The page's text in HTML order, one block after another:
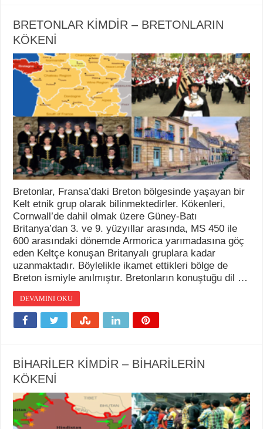
BRETONLAR KİMDİR – BRETONLARIN
KÖKENİ
Bretonlar, Fransa’daki Breton bölgesinde yaşayan bir
Kelt etnik grup olarak bilinmektedirler. Kökenleri,
Cornwall’de dahil olmak üzere Güney-Batı
Britanya’dan 3. ve 9. yüzyıllar arasında, MS 450 ile
600 arasındaki dönemde Armorica yarımadasına göç
eden Keltçe konuşan Britanyalı gruplara kadar
uzanmaktadır. Böylelikle ikamet ettikleri bölge de
Breton ismiyle anılmıştır. Bretonların konuştuğu dil …
DEVAMINI OKU
BİHARİLER KİMDİR – BİHARİLERİN
KÖKENİ